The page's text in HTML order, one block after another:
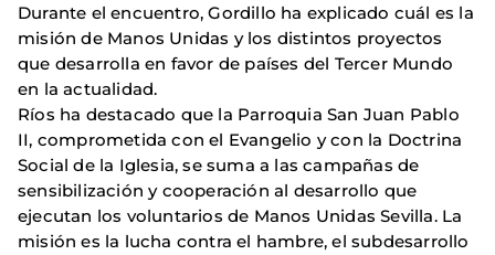
Durante el encuentro, Gordillo ha explicado cuál es la
misión de Manos Unidas y los distintos proyectos
que desarrolla en favor de países del Tercer Mundo
en la actualidad.
Ríos ha destacado que la Parroquia San Juan Pablo
II, comprometida con el Evangelio y con la Doctrina
Social de la Iglesia, se suma a las campañas de
sensibilización y cooperación al desarrollo que
ejecutan los voluntarios de Manos Unidas Sevilla. La
misión es la lucha contra el hambre, el subdesarrollo